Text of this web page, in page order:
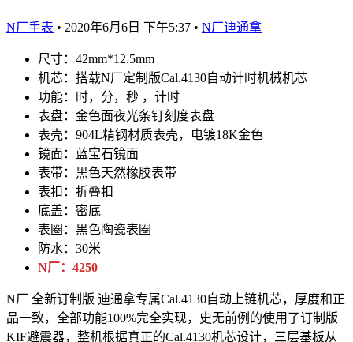
N厂手表 • 2020年6月6日 下午5:37 • N厂迪通拿
尺寸：42mm*12.5mm
机芯：搭载N厂定制版Cal.4130自动计时机械机芯
功能：时，分，秒 ，计时
表盘：金色面夜光条钉刻度表盘
表壳：904L精钢材质表壳，电镀18K金色
镜面：蓝宝石镜面
表带：黑色天然橡胶表带
表扣：折叠扣
底盖：密底
表圈：黑色陶瓷表圈
防水：30米
N厂：4250
N厂 全新订制版 迪通拿专属Cal.4130自动上链机芯，厚度和正
品一致，全部功能100%完全实现，史无前例的使用了订制版
KIF避震器，整机根据真正的Cal.4130机芯设计，三层基板从